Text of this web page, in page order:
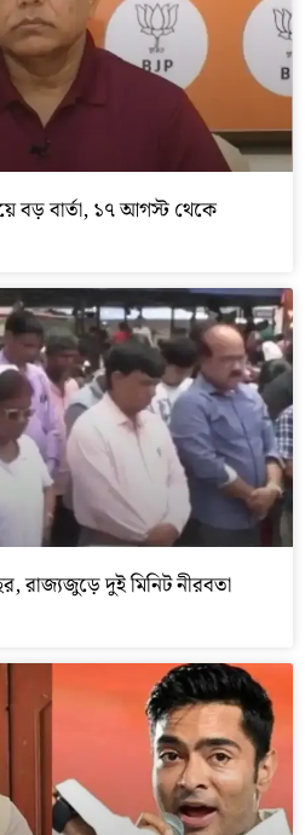
বড় বার্তা, ১৭ আগস্ট থেকে
রাজ্যজুড়ে দুই মিনিট নীরবতা